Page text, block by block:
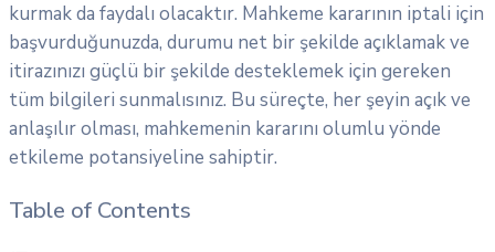
kurmak da faydalı olacaktır. Mahkeme kararının iptali için
başvurduğunuzda, durumu net bir şekilde açıklamak ve
itirazınızı güçlü bir şekilde desteklemek için gereken
tüm bilgileri sunmalısınız. Bu süreçte, her şeyin açık ve
anlaşılır olması, mahkemenin kararını olumlu yönde
etkileme potansiyeline sahiptir.
Table of Contents